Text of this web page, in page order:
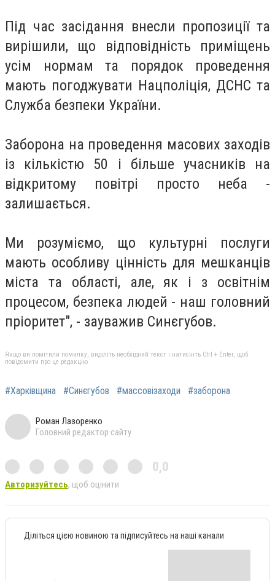
Під час засідання внесли пропозиції та
вирішили, що відповідність приміщень
усім нормам та порядок проведення
мають погоджувати Нацполіція, ДСНС та
Служба безпеки України.
Заборона на проведення масових заходів
із кількістю 50 і більше учасників на
відкритому повітрі просто неба -
залишається.
Ми розуміємо, що культурні послуги
мають особливу цінність для мешканців
міста та області, але, як і з освітнім
процесом, безпека людей - наш головний
пріоритет", - зауважив Синєгубов.
Якщо ви помітили помилку, виділіть необхідний текст і натисніть Ctrl + Enter, щоб
повідомити про це редакцію
#Харківщина #Синєгубов #массовізаходи #заборона
Роман Лазоренко
Головний редактор сайту
0,0
Авторизуйтесь, щоб оцінити
Діліться цією новиною та підписуйтесь на наші канали